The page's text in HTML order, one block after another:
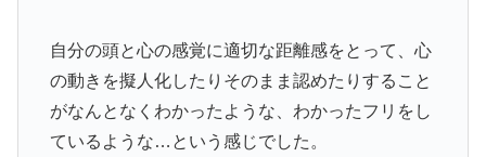
自分の頭と心の感覚に適切な距離感をとって、心
の動きを擬人化したりそのまま認めたりすること
がなんとなくわかったような、わかったフリをし
ているような…という感じでした。